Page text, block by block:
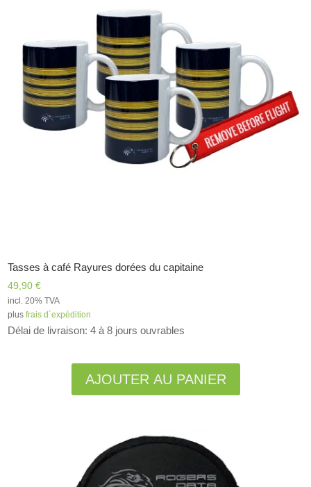
Tasses à café Rayures dorées du capitaine
49,90€
incl. 20% TVA
plusfrais d´expédition
Délai de livraison: 4 à 8 jours ouvrables
AJOUTER AU PANIER